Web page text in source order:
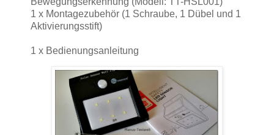
1 x Montagezubehör (1 Schraube, 1 Dübel und 1
Aktivierungsstift)
1 x Bedienungsanleitung